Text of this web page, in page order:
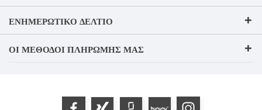
ΕΝΗΜΕΡΩΤΙΚΌ ΔΕΛΤΊΟ
ΟΙ ΜΈΘΟΔΟΙ ΠΛΗΡΩΜΉΣ ΜΑΣ